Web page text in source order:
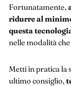
Fortunatamente,
ridurre al
questa
nelle modalità
Metti in pratica la
ultimo consiglio,